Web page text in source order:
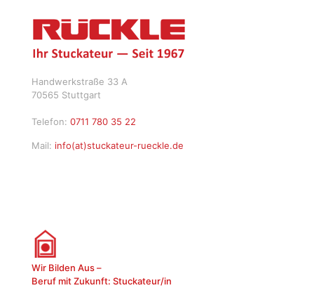
Handwerkstraße 33 A
70565 Stuttgart
Telefon: 0711 780 35 22
Mail: info(at)stuckateur-rueckle.de
Wir Bilden Aus –
Beruf mit Zukunft: Stuckateur/in